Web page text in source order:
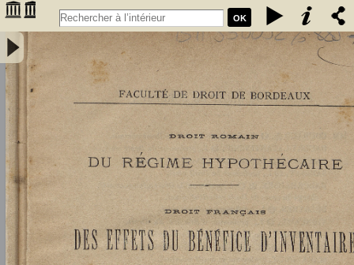
OK
Droit romain : du régime hypothécaire. Droit français : des effets du
bénéfice d'inventaire - Didier, Louis (1859-1913)